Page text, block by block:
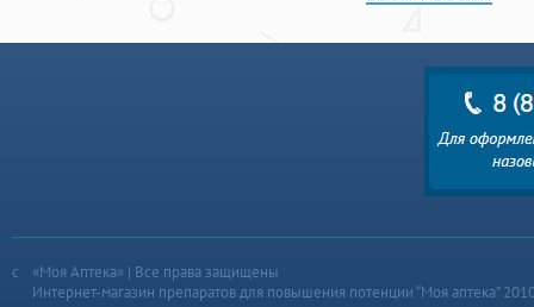
«Моя Аптека» | Все права защищены
Интернет-магазин препаратов для повышения потенции “Моя аптека”